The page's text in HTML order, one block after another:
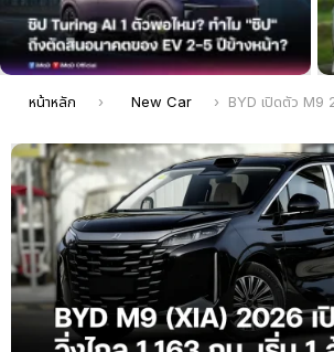
คุณอยู่ที่นี่:
หน้าหลัก New Car BYD เปิดตัว M9 2026 MPV วิ่งไกล 1,163 กม. ราคาเริ่มต้น ประมาณ 1 ล้านบาท ใ